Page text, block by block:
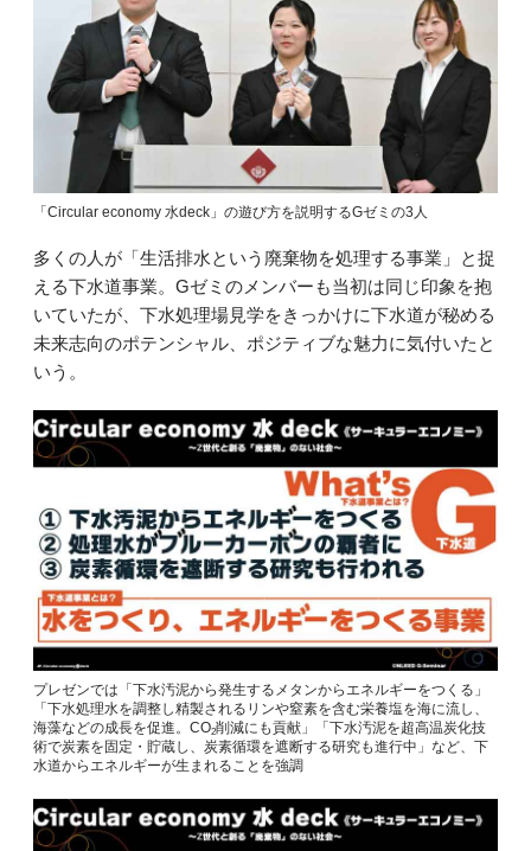
「Circular economy 水deck」の遊び方を説明するGゼミの3人
多くの人が「生活排水という廃棄物を処理する事業」と捉
える下水道事業。Gゼミのメンバーも当初は同じ印象を抱
いていたが、下水処理場見学をきっかけに下水道が秘める
未来志向のポテンシャル、ポジティブな魅力に気付いたと
いう。
プレゼンでは「下水汚泥から発生するメタンからエネルギーをつくる」
「下水処理水を調整し精製されるリンや窒素を含む栄養塩を海に流し、
海藻などの成長を促進。CO2削減にも貢献」「下水汚泥を超高温炭化技
術で炭素を固定・貯蔵し、炭素循環を遮断する研究も進行中」など、下
水道からエネルギーが生まれることを強調